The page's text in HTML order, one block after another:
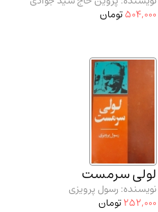
504,000تومان
لولی سرمست
نویسنده: رسول پرویزی
252,000تومان